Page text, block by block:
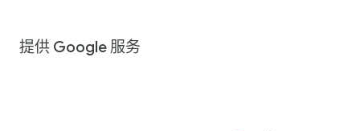
提供 Google 服务